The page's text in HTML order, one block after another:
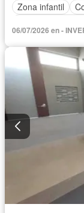
Zona infantil
Sin amueblar
06/07/2026 en -